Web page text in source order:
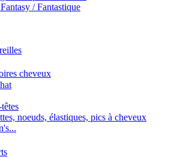
/ Fantastique
cheveux
noeuds, élastiques, pics à cheveux